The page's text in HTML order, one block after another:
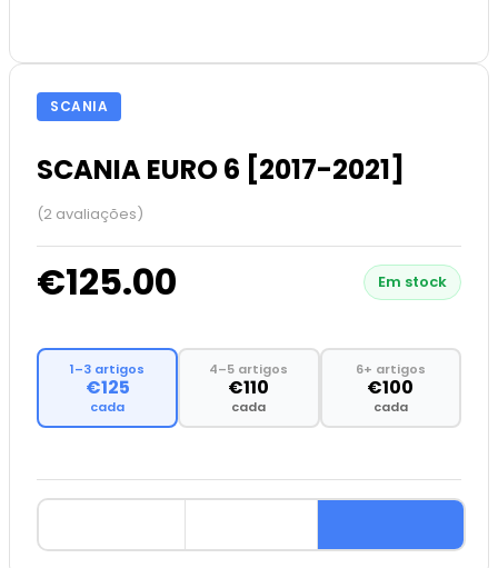
SCANIA
SCANIA EURO 6 [2017-2021]
(2 avaliações)
€125.00 Em stock
1–3 artigos
€125
cada
4–5 artigos
€110
cada
6+ artigos
€100
cada